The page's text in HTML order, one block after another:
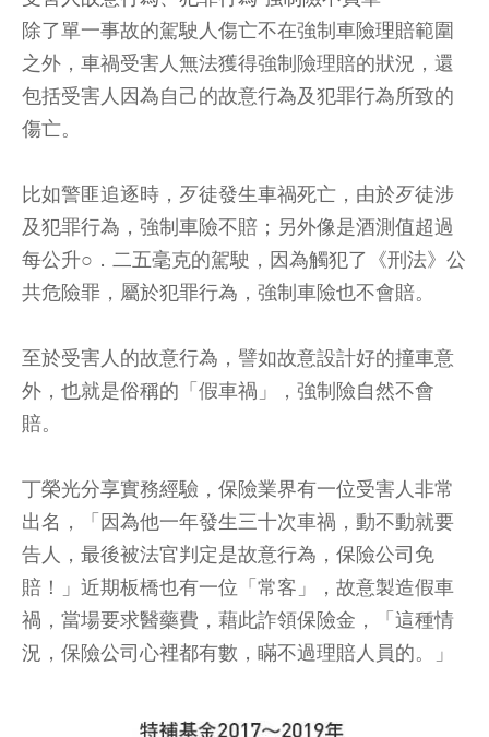
除了單一事故的駕駛人傷亡不在強制車險理賠範圍
之外，車禍受害人無法獲得強制險理賠的狀況，還
包括受害人因為自己的故意行為及犯罪行為所致的
傷亡。
比如警匪追逐時，歹徒發生車禍死亡，由於歹徒涉
及犯罪行為，強制車險不賠；另外像是酒測值超過
每公升○．二五毫克的駕駛，因為觸犯了《刑法》公
共危險罪，屬於犯罪行為，強制車險也不會賠。
至於受害人的故意行為，譬如故意設計好的撞車意
外，也就是俗稱的「假車禍」，強制險自然不會
賠。
丁榮光分享實務經驗，保險業界有一位受害人非常
出名，「因為他一年發生三十次車禍，動不動就要
告人，最後被法官判定是故意行為，保險公司免
賠！」近期板橋也有一位「常客」，故意製造假車
禍，當場要求醫藥費，藉此詐領保險金，「這種情
況，保險公司心裡都有數，瞞不過理賠人員的。」